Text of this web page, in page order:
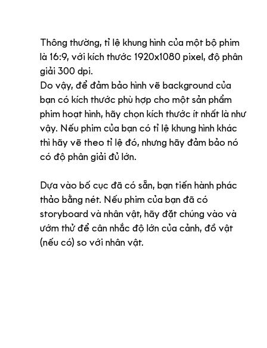
Thông thường, tỉ lệ khung hình của một bộ phim
là 16:9, với kích thước 1920x1080 pixel, độ phân
giải 300 dpi.
Do vậy, để đảm bảo hình vẽ background của
bạn có kích thước phù hợp cho một sản phẩm
phim hoạt hình, hãy chọn kích thước ít nhất là như
vậy. Nếu phim của bạn có tỉ lệ khung hình khác
thì hãy vẽ theo tỉ lệ đó, nhưng hãy đảm bảo nó
có độ phân giải đủ lớn.
Dựa vào bố cục đã có sẵn, bạn tiến hành phác
thảo bằng nét. Nếu phim của bạn đã có
storyboard và nhân vật, hãy đặt chúng vào và
ướm thử để cân nhắc độ lớn của cảnh, đồ vật
(nếu có) so với nhân vật.